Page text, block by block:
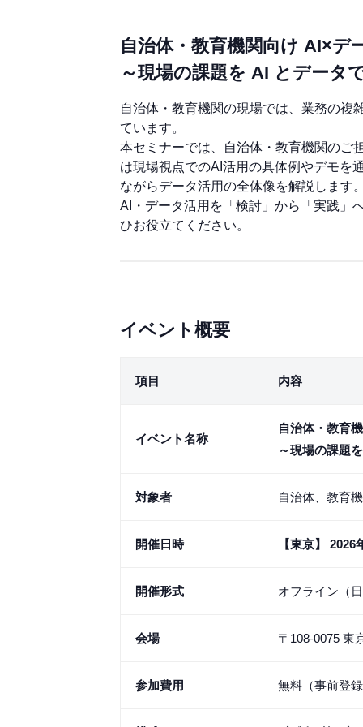
自治体・教育機関向け AI×デ
～現場の課題を AI とデータ
自治体・教育機関の現場では、業務の複
ています。
本セミナーでは、自治体・教育機関のご
は現場視点でのAI活用の具体例やデモを
ながらデータ活用の全体像を解説します
AI・データ活用を「検討」から「実践」
ひお役立てください。
イベント概要
項目 内容
イベント名称
自治体・教育
～現場の課題
対象者 自治体、教育
開催日時 【東京】
開催形式 オフライン（
会場 〒108-0075 東
参加費用 無料（事前登